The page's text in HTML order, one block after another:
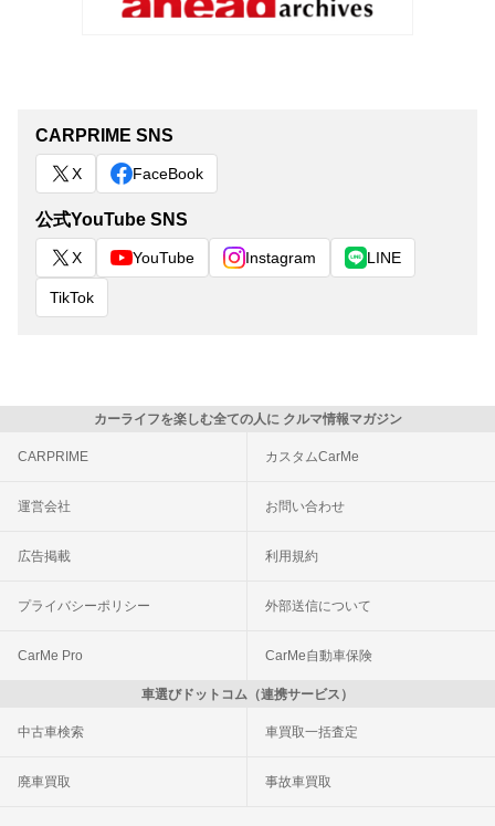
CARPRIME SNS
X FaceBook
公式YouTube SNS
X YouTube Instagram LINE
TikTok
カーライフを楽しむ全ての人に クルマ情報マガジン
CARPRIME カスタムCarMe
運営会社 お問い合わせ
広告掲載 利用規約
プライバシーポリシー 外部送信について
CarMe Pro CarMe自動車保険
車選びドットコム（連携サービス）
中古車検索 車買取一括査定
廃車買取 事故車買取